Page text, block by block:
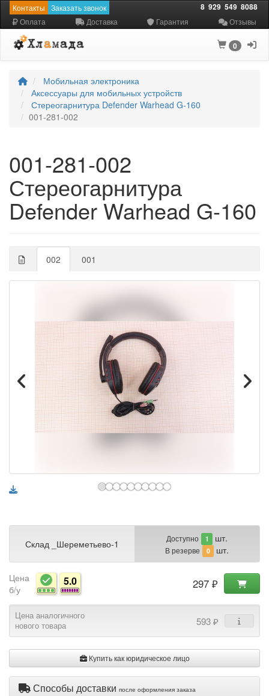
Контакты Заказать звонок 8 929 549 8088
Оплата Доставка Гарантия Отзывы
0
Мобильная электроника
Аксессуары для мобильных устройств
Стереогарнитура Defender Warhead G-160
001-281-002
001-281-002
Стереогарнитура
Defender Warhead G-160
002 001
Склад _Шереметьево-1 Доступно 1 шт.
В резерве 0 шт.
Цена
б/у
5.0 297 ₽
Цена аналогичного
нового товара
593 ₽
Купить как юридическое лицо
Способы доставки после оформления заказа